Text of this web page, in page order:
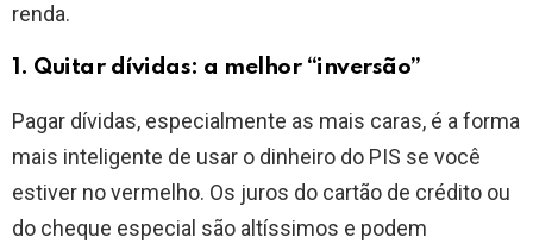
renda.
1. Quitar dívidas: a melhor “inversão”
Pagar dívidas, especialmente as mais caras, é a forma
mais inteligente de usar o dinheiro do PIS se você
estiver no vermelho. Os juros do cartão de crédito ou
do cheque especial são altíssimos e podem